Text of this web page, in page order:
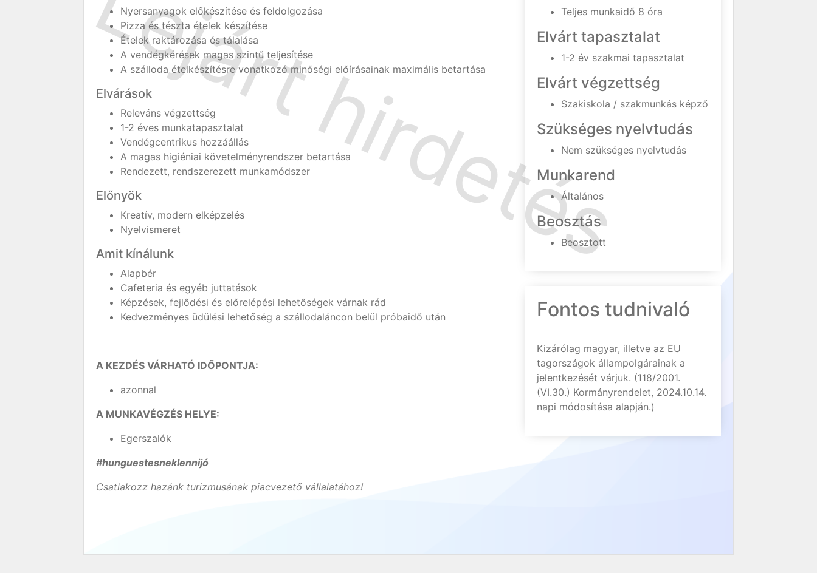
Nyersanyagok előkészítése és feldolgozása
Pizza és tészta ételek készítése
Ételek raktározása és tálalása
A vendégkérések magas szintű teljesítése
A szálloda ételkészítésre vonatkozó minőségi előírásainak maximális betartása
Elvárások
Releváns végzettség
1-2 éves munkatapasztalat
Vendégcentrikus hozzáállás
A magas higiéniai követelményrendszer betartása
Rendezett, rendszerezett munkamódszer
Előnyök
Kreatív, modern elképzelés
Nyelvismeret
Amit kínálunk
Alapbér
Cafeteria és egyéb juttatások
Képzések, fejlődési és előrelépési lehetőségek várnak rád
Kedvezményes üdülési lehetőség a szállodaláncon belül próbaidő után
A KEZDÉS VÁRHATÓ IDŐPONTJA:
azonnal
A MUNKAVÉGZÉS HELYE:
Egerszalók
#hunguestesneklennijó
Csatlakozz hazánk turizmusának piacvezető vállalatához!
Teljes munkaidő 8 óra
Elvárt tapasztalat
1-2 év szakmai tapasztalat
Elvárt végzettség
Szakiskola / szakmunkás képző
Szükséges nyelvtudás
Nem szükséges nyelvtudás
Munkarend
Általános
Beosztás
Beosztott
Fontos tudnivaló
Kizárólag magyar, illetve az EU
tagországok állampolgárainak a
jelentkezését várjuk. (118/2001.
(VI.30.) Kormányrendelet, 2024.10.14.
napi módosítása alapján.)